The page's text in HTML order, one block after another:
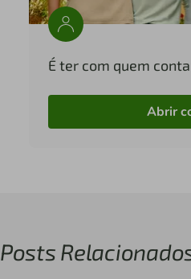
É ter com quem
Abrir
Posts